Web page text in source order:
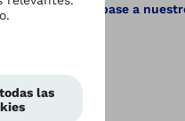
Suscríbase a